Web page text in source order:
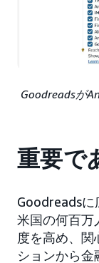
Goodreadsが
重要で
Goodreadsに
米国の何百万
度を高め、関
ションから